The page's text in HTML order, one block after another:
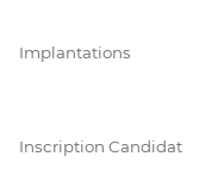
Implantations
Inscription Candidat